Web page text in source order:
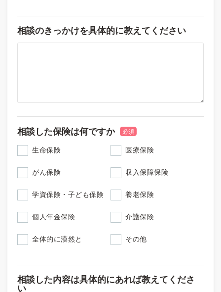
相談のきっかけを具体的に教えてください
相談した保険は何ですか 必須
生命保険 医療保険
がん保険 収入保障保険
学資保険・子ども保険 養老保険
個人年金保険 介護保険
全体的に漠然と その他
相談した内容は具体的にあれば教えてくださ
い